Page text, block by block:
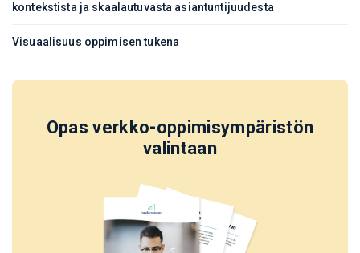
kontekstista ja skaalautuvasta asiantuntijuudesta
Visuaalisuus oppimisen tukena
Opas verkko-oppimisympäristön
valintaan